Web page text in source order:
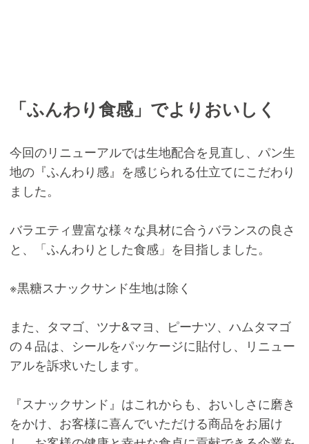
「ふんわり食感」でよりおいしく
今回のリニューアルでは生地配合を見直し、パン生
地の『ふんわり感』を感じられる仕立てにこだわり
ました。
バラエティ豊富な様々な具材に合うバランスの良さ
と、「ふんわりとした食感」を目指しました。
※黒糖スナックサンド生地は除く
また、タマゴ、ツナ&マヨ、ピーナツ、ハムタマゴ
の４品は、シールをパッケージに貼付し、リニュー
アルを訴求いたします。
『スナックサンド』はこれからも、おいしさに磨き
をかけ、お客様に喜んでいただける商品をお届け